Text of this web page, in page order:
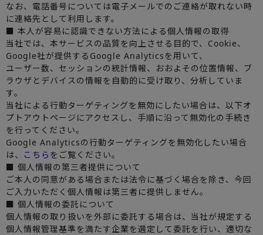
なお、電話番号については電子メールでのご連絡が取れない時
に連絡先として利用します。
■ 本人が容易に認識できない方法による個人情報の取得
当社では、本サービスの品質を向上させる目的で、Cookie、
Google社が提供するGoogle Analyticsを用いて、
ユーザー数、セッションの統計情報、おおよその位置情報、ブ
ラウザとデバイスの情報を自動的に受け取り、分析していま
す。
当社による行動ターゲティングを無効にしたい場合は、以下オ
プトアウトページにアクセスし、手順に沿って無効化の手続き
を行ってください。
Google Analyticsの行動ターゲティングを無効化したい場合
は、
こちら をご覧ください。
■ 個人情報の第三者提供について
ご本人の同意がある場合または法令に基づく場合を除き、今回
ご入力いただく個人情報は第三者に提供しません。
■ 個人情報の委託について
個人情報の取り扱いを外部に委託する場合は、当社が規定する
個人情報管理基準を満たす企業を選定して委託を行い、適切な